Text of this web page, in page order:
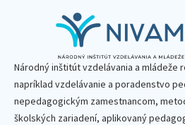
Národný inštitút vzdelávania a mládeže
napríklad vzdelávanie a poradenstvo
nepedagogickým zamestnancom,
školských zariadení, aplikovaný